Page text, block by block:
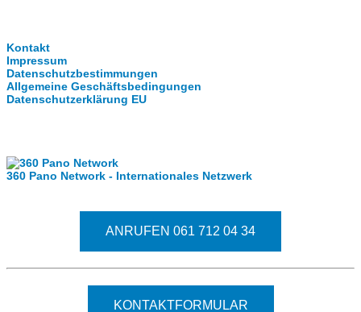
Kontakt
Impressum
Datenschutzbestimmungen
Allgemeine Geschäftsbedingungen
Datenschutzerklärung EU
360 Pano Network - Internationales Netzwerk
ANRUFEN 061 712 04 34
KONTAKTFORMULAR